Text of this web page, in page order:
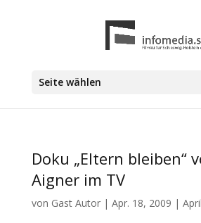
Seite wählen
Doku „Eltern bleiben“
Aigner im TV
von Gast Autor| Apr. 18, 2009 |